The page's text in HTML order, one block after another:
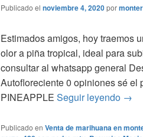
Publicado el noviembre 4, 2020por
Estimados amigos, hoy traemos
olor a piña tropical, ideal para
consultar al whatsapp general
Autofloreciente 0 opiniones sé el
PINEAPPLE Seguir leyendo →
Publicado en Venta de marihuana en